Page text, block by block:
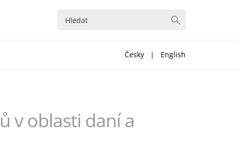
Česky | English
v oblasti daní a